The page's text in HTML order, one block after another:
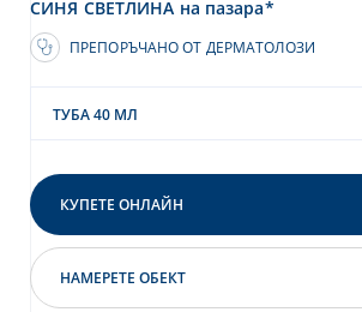
СИНЯ СВЕТЛИНА на пазара*
ПРЕПОРЪЧАНО ОТ ДЕРМАТОЛОЗИ
ТУБА 40 МЛ
КУПЕТЕ ОНЛАЙН
НАМЕРЕТЕ ОБЕКТ